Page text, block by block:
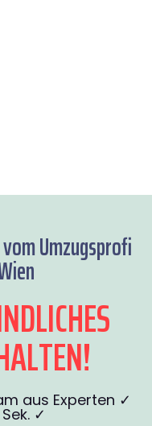
Umzugsprofi
aus Experten ✓
✓